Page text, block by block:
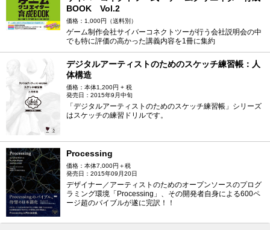
BOOK Vol.2
価格：1,000円（送料別）
ゲーム制作会社サイバーコネクトツーが行う会社説明会の中
でも特に評価の高かった講義内容を1冊に集約
デジタルアーティストのためのスケッチ練習帳：人
体構造
価格：本体1,200円 + 税
発売日：2015年9月中旬
「デジタルアーティストのためのスケッチ練習帳」シリーズ
はスケッチの練習ドリルです。
Processing
価格：本体7,000円＋税
発売日：2015年09月20日
デザイナー／アーティストのためのオープンソースのプログ
ラミング環境「Processing」、その開発者自身による600ペ
ージ超のバイブルが遂に完訳！！